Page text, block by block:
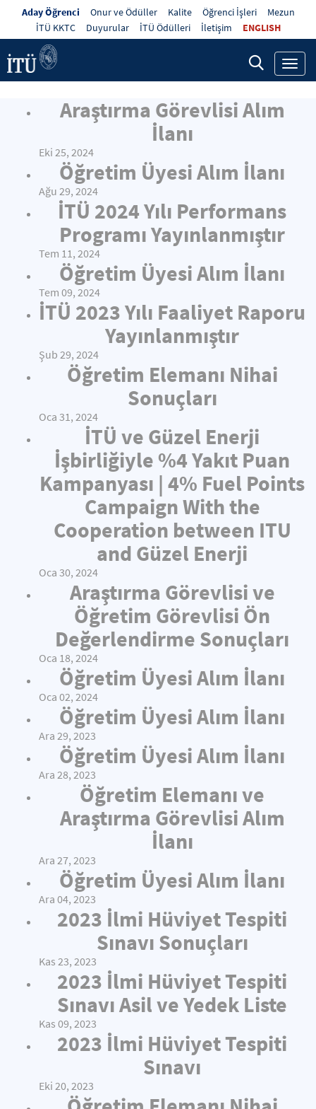
Aday Öğrenci Onur ve Ödüller Kalite Öğrenci İşleri
Mezun
İTÜ KKTC
Duyurular İTÜ Ödülleri İletişim ENGLISH
Araştırma Görevlisi Alım
İlanı
Eki 25, 2024
Öğretim Üyesi Alım İlanı
Ağu 29, 2024
İTÜ 2024 Yılı Performans
Programı Yayınlanmıştır
Tem 11, 2024
Öğretim Üyesi Alım İlanı
Tem 09, 2024
İTÜ 2023 Yılı Faaliyet Raporu
Yayınlanmıştır
Şub 29, 2024
Öğretim Elemanı Nihai
Sonuçları
Oca 31, 2024
İTÜ ve Güzel Enerji
İşbirliğiyle %4 Yakıt Puan
Kampanyası | 4% Fuel Points
Campaign With the
Cooperation between ITU
and Güzel Enerji
Oca 30, 2024
Araştırma Görevlisi ve
Öğretim Görevlisi Ön
Değerlendirme Sonuçları
Oca 18, 2024
Öğretim Üyesi Alım İlanı
Oca 02, 2024
Öğretim Üyesi Alım İlanı
Ara 29, 2023
Öğretim Üyesi Alım İlanı
Ara 28, 2023
Öğretim Elemanı ve
Araştırma Görevlisi Alım
İlanı
Ara 27, 2023
Öğretim Üyesi Alım İlanı
Ara 04, 2023
2023 İlmi Hüviyet Tespiti
Sınavı Sonuçları
Kas 23, 2023
2023 İlmi Hüviyet Tespiti
Sınavı Asil ve Yedek Liste
Kas 09, 2023
2023 İlmi Hüviyet Tespiti
Sınavı
Eki 20, 2023